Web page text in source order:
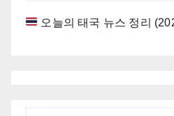
오늘의 태국 뉴스 정리